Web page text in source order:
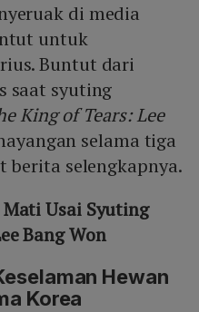
di media
untuk
Buntut dari
saat syuting
King of Tears: Lee
selama tiga
berita selengkapnya.
Usai Syuting
Bang Won
Hewan
Korea